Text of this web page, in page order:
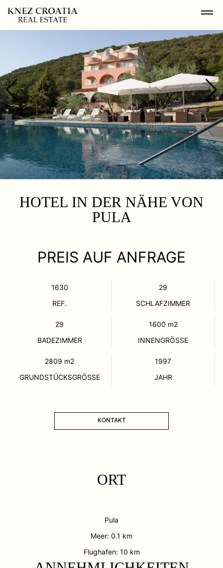
HOTEL IN DER NÄHE VON
PULA
PREIS AUF ANFRAGE
1630
REF.
29
SCHLAFZIMMER
29
BADEZIMMER
1600 m2
INNENGRÖSSE
2809 m2
GRUNDSTÜCKSGRÖSSE
1997
JAHR
KONTAKT
ORT
Pula
Meer: 0.1 km
Flughafen: 10 km